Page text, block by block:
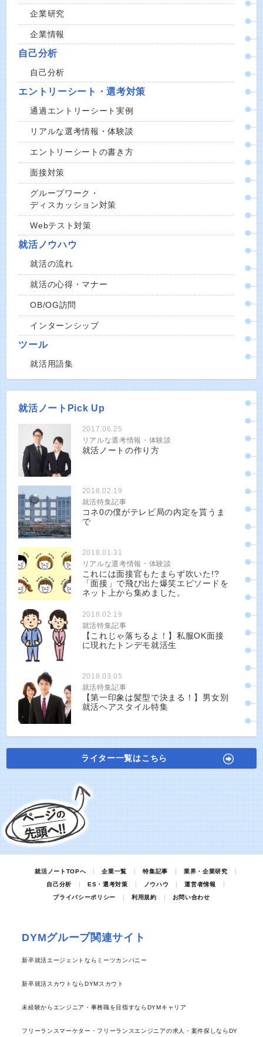
企業研究
企業情報
自己分析
自己分析
エントリーシート・選考対策
通過エントリーシート実例
リアルな選考情報・体験談
エントリーシートの書き方
面接対策
グループワーク・
ディスカッション対策
Webテスト対策
就活ノウハウ
就活の流れ
就活の心得・マナー
OB/OG訪問
インターンシップ
ツール
就活用語集
就活ノートPick Up
2017.06.25
リアルな選考情報・体験談
就活ノートの作り方
2018.02.19
就活特集記事
コネ0の僕がテレビ局の内定を貰うま
で
2018.01.31
リアルな選考情報・体験談
これには面接官もたまらず吹いた!?
「面接」で飛び出た爆笑エピソードを
ネット上から集めました。
2018.02.19
就活特集記事
【これじゃ落ちるよ！】私服OK面接
に現れたトンデモ就活生
2018.03.05
就活特集記事
【第一印象は髪型で決まる！】男女別
就活ヘアスタイル特集
ライター一覧はこちら
就活ノートTOPへ 企業一覧 特集記事
業界・企業研究
自己分析
ES・選考対策 ノウハウ
運営者情報
プライバシーポリシー
利用規約 お問い合わせ
DYMグループ関連サイト
新卒就活エージェントならミーツカンパニー
新卒就活スカウトならDYMスカウト
未経験からエンジニア・事務職を目指すならDYMキャリア
フリーランスマーケター・フリーランスエンジニアの求人・案件探しならDY